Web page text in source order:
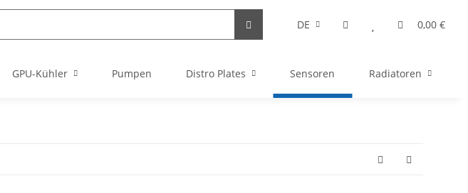
DE 0,00 €
GPU-Kühler Pumpen Distro Plates Sensoren Radiatoren